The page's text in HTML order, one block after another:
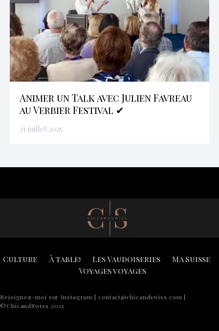
Animer un Talk avec Julien Favreau
au Verbier Festival ✔
21 juillet 2025
Culture À table! Les Vaudoiseries
Ma Suisse
Voyages voyages
Rejoignez-moi sur Instagram | contact@chicandswiss.com |
©ChicandSwiss 2025